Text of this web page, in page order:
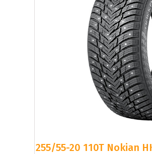
255/55-20 110T Nokian